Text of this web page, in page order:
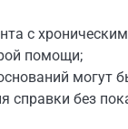
с
помощи;
могут
справки без